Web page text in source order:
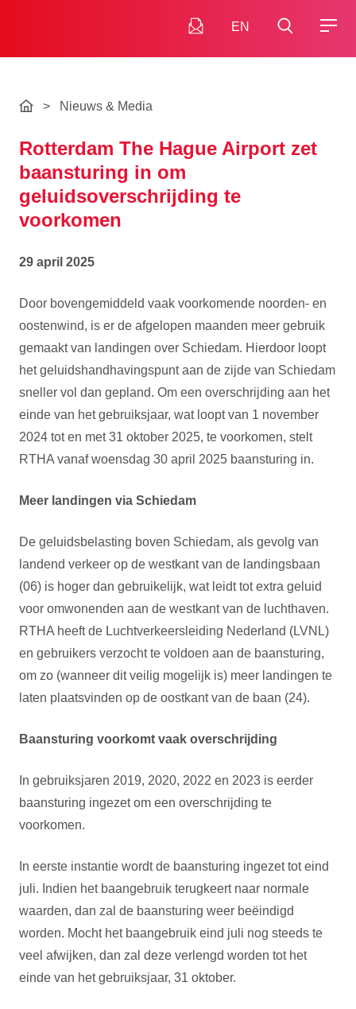
EN
> Nieuws & Media
Rotterdam The Hague Airport zet
baansturing in om
geluidsoverschrijding te
voorkomen
29 april 2025
Door bovengemiddeld vaak voorkomende noorden- en
oostenwind, is er de afgelopen maanden meer gebruik
gemaakt van landingen over Schiedam. Hierdoor loopt
het geluidshandhavingspunt aan de zijde van Schiedam
sneller vol dan gepland. Om een overschrijding aan het
einde van het gebruiksjaar, wat loopt van 1 november
2024 tot en met 31 oktober 2025, te voorkomen, stelt
RTHA vanaf woensdag 30 april 2025 baansturing in.
Meer landingen via Schiedam
De geluidsbelasting boven Schiedam, als gevolg van
landend verkeer op de westkant van de landingsbaan
(06) is hoger dan gebruikelijk, wat leidt tot extra geluid
voor omwonenden aan de westkant van de luchthaven.
RTHA heeft de Luchtverkeersleiding Nederland (LVNL)
en gebruikers verzocht te voldoen aan de baansturing,
om zo (wanneer dit veilig mogelijk is) meer landingen te
laten plaatsvinden op de oostkant van de baan (24).
Baansturing voorkomt vaak overschrijding
In gebruiksjaren 2019, 2020, 2022 en 2023 is eerder
baansturing ingezet om een overschrijding te
voorkomen.
In eerste instantie wordt de baansturing ingezet tot eind
juli. Indien het baangebruik terugkeert naar normale
waarden, dan zal de baansturing weer beëindigd
worden. Mocht het baangebruik eind juli nog steeds te
veel afwijken, dan zal deze verlengd worden tot het
einde van het gebruiksjaar, 31 oktober.